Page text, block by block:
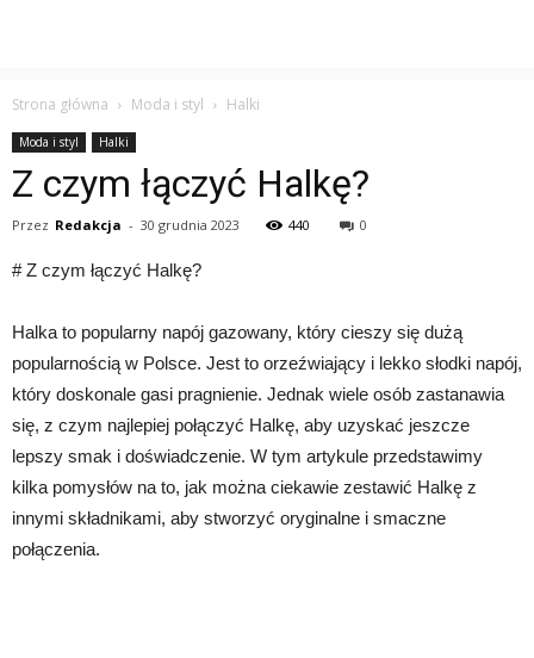
Strona główna Moda i styl Halki
Moda i styl Halki
Z czym łączyć Halkę?
Przez Redakcja - 30 grudnia 2023 440 0
# Z czym łączyć Halkę?
Halka to popularny napój gazowany, który cieszy się dużą
popularnością w Polsce. Jest to orzeźwiający i lekko słodki napój,
który doskonale gasi pragnienie. Jednak wiele osób zastanawia
się, z czym najlepiej połączyć Halkę, aby uzyskać jeszcze
lepszy smak i doświadczenie. W tym artykule przedstawimy
kilka pomysłów na to, jak można ciekawie zestawić Halkę z
innymi składnikami, aby stworzyć oryginalne i smaczne
połączenia.